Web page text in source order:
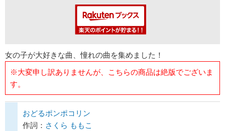
女の子が大好きな曲、憧れの曲を集めました！
※大変申し訳ありませんが、こちらの商品は絶版でございま
す。
おどるポンポコリン
作詞： さくら ももこ